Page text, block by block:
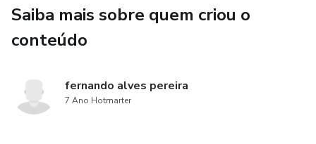
Saiba mais sobre quem criou o
conteúdo
fernando alves pereira
7 Ano Hotmarter